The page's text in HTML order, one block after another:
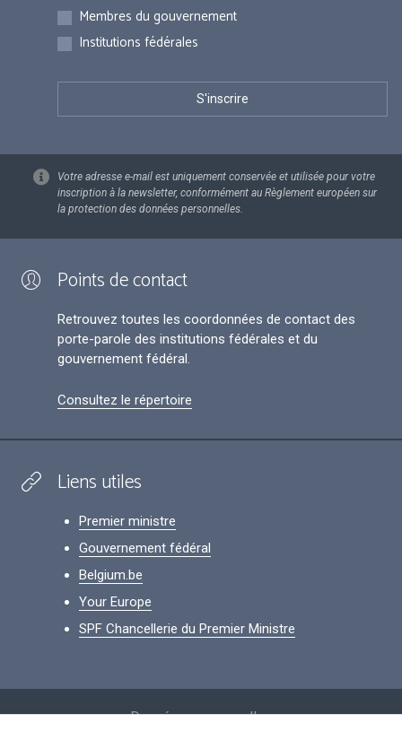
Membres du gouvernement
Institutions fédérales
Votre adresse e-mail est uniquement conservée et utilisée pour votre
inscription à la newsletter, conformément au Règlement européen sur
la protection des données personnelles.
Points de contact
Retrouvez toutes les coordonnées de contact des
porte-parole des institutions fédérales et du
gouvernement fédéral.
Consultez le répertoire
Liens utiles
Premier ministre
Gouvernement fédéral
Belgium.be
Your Europe
SPF Chancellerie du Premier Ministre
Données personnelles